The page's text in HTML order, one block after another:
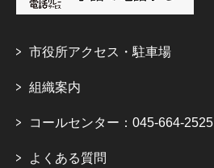
市役所アクセス・駐車場
組織案内
コールセンター：045-664-2525
よくある質問